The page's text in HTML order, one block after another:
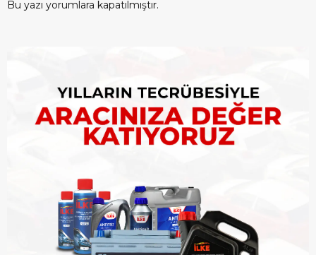
Bu yazı yorumlara kapatılmıştır.